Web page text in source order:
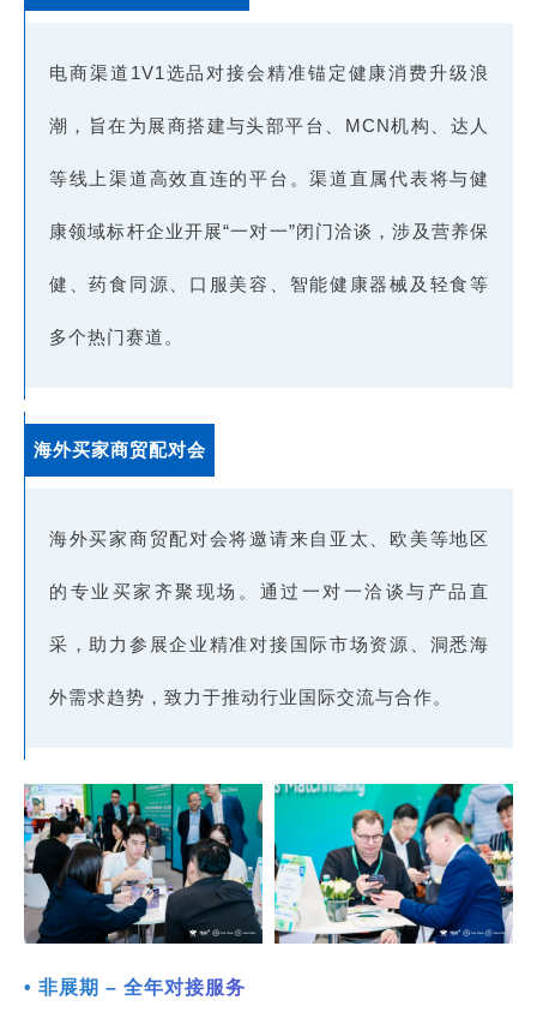
电商渠道1V1选品对接会精准锚定健康消费升级浪
潮，旨在为展商搭建与头部平台、MCN机构、达人
等线上渠道高效直连的平台。渠道直属代表将与健
康领域标杆企业开展“一对一”闭门洽谈，涉及营养保
健、药食同源、口服美容、智能健康器械及轻食等
多个热门赛道。
海外买家商贸配对会
海外买家商贸配对会将邀请来自亚太、欧美等地区
的专业买家齐聚现场。通过一对一洽谈与产品直
采，助力参展企业精准对接国际市场资源、洞悉海
外需求趋势，致力于推动行业国际交流与合作。
• 非展期 – 全年对接服务